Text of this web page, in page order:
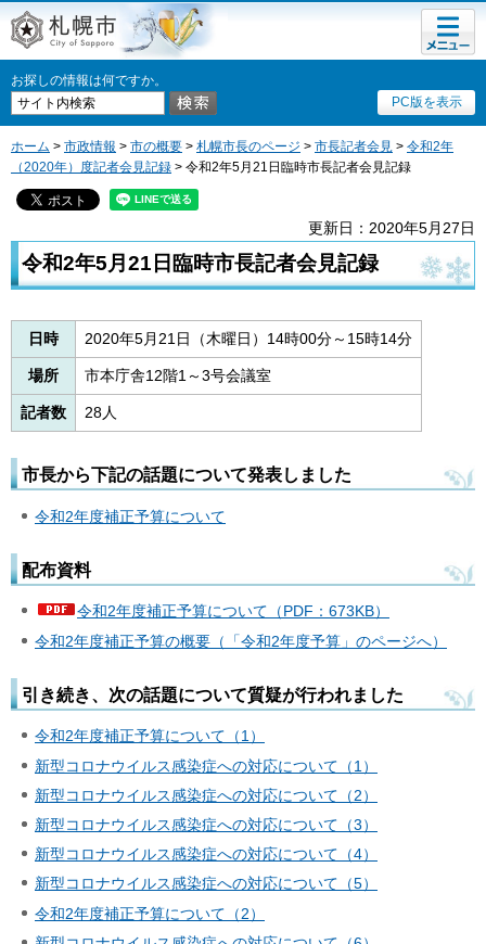
札幌市
お探しの情報は何ですか。
PC版を表示
メニュ
ー
ホーム > 市政情報 > 市の概要 > 札幌市長のページ > 市長記者会見 > 令和2年
（2020年）度記者会見記録 > 令和2年5月21日臨時市長記者会見記録
更新日：2020年5月27日
令和2年5月21日臨時市長記者会見記録
日時 2020年5月21日（木曜日）14時00分～15時14分
場所 市本庁舎12階1～3号会議室
記者数 28人
市長から下記の話題について発表しました
令和2年度補正予算について
配布資料
令和2年度補正予算について（PDF：673KB）
令和2年度補正予算の概要（「令和2年度予算」のページへ）
引き続き、次の話題について質疑が行われました
令和2年度補正予算について（1）
新型コロナウイルス感染症への対応について（1）
新型コロナウイルス感染症への対応について（2）
新型コロナウイルス感染症への対応について（3）
新型コロナウイルス感染症への対応について（4）
新型コロナウイルス感染症への対応について（5）
令和2年度補正予算について（2）